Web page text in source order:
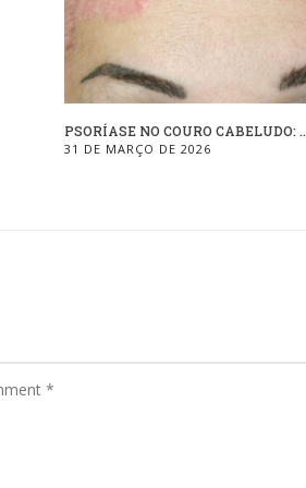
PSORÍASE NO COURO CABELUDO:
31 DE MARÇO DE 2026